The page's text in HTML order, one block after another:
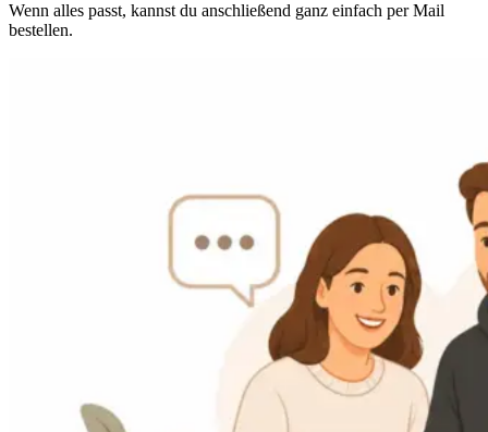
Wenn alles passt, kannst du anschließend ganz einfach per Mail
bestellen.